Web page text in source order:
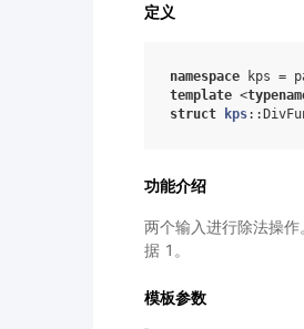
定义
namespace kps =
template <
struct
kps: :
功能介绍
两个输入进行除法操
据 1。
模板参数